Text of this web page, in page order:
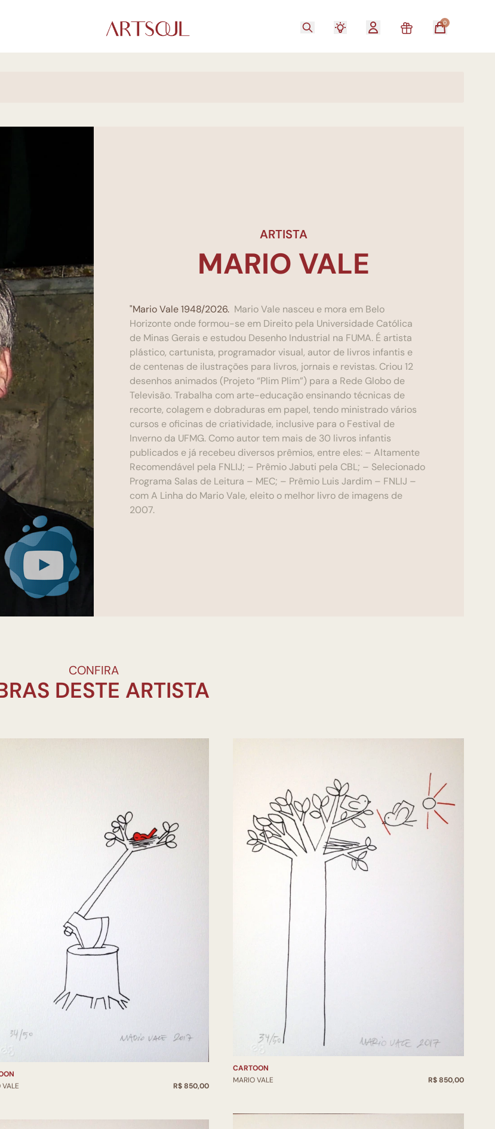
0
ARTISTA
MARIO VALE
"Mario Vale 1948/2026. Mario Vale nasceu e mora em Belo
Horizonte onde formou-se em Direito pela Universidade Católica
de Minas Gerais e estudou Desenho Industrial na FUMA. É artista
plástico, cartunista, programador visual, autor de livros infantis e
de centenas de ilustrações para livros, jornais e revistas. Criou 12
desenhos animados (Projeto “Plim Plim”) para a Rede Globo de
Televisão. Trabalha com arte-educação ensinando técnicas de
recorte, colagem e dobraduras em papel, tendo ministrado vários
cursos e oficinas de criatividade, inclusive para o Festival de
Inverno da UFMG. Como autor tem mais de 30 livros infantis
publicados e já recebeu diversos prêmios, entre eles: – Altamente
Recomendável pela FNLIJ; – Prêmio Jabuti pela CBL; – Selecionado
Programa Salas de Leitura – MEC; – Prêmio Luis Jardim – FNLIJ –
com A Linha do Mario Vale, eleito o melhor livro de imagens de
2007.
CONFIRA
DESTE ARTISTA
VALE
R$ 850,00
CARTOON
MARIO VALE
R$ 850,00